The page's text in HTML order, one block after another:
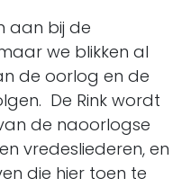
aan bij de
we blikken al
de oorlog en de
De Rink wordt
de naoorlogse
vredesliederen, en
die hier toen te